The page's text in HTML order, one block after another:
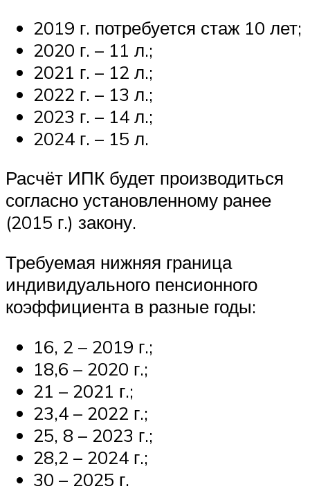
2019 г. потребуется стаж 10 лет;
2020 г. – 11 л.;
2021 г. – 12 л.;
2022 г. – 13 л.;
2023 г. – 14 л.;
2024 г. – 15 л.
Расчёт ИПК будет производиться
согласно установленному ранее
(2015 г.) закону.
Требуемая нижняя граница
индивидуального пенсионного
коэффициента в разные годы:
16, 2 – 2019 г.;
18,6 – 2020 г.;
21 – 2021 г.;
23,4 – 2022 г.;
25, 8 – 2023 г.;
28,2 – 2024 г.;
30 – 2025 г.